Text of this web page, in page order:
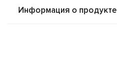
Информация о продукте